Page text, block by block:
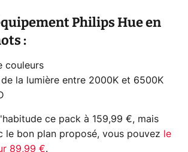
Philips Hue en
:
couleurs
la lumière entre 2000K et 6500K
ce pack à 159,99 €, mais
le bon plan proposé, vous pouvez
le
89,99 €.